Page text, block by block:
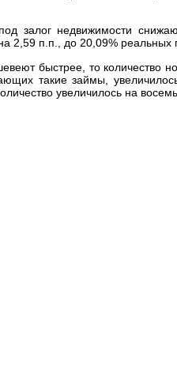
залог недвижимости
2,59 п.п., до 20,09% реальных
быстрее, то количество
такие займы,
увеличилось на